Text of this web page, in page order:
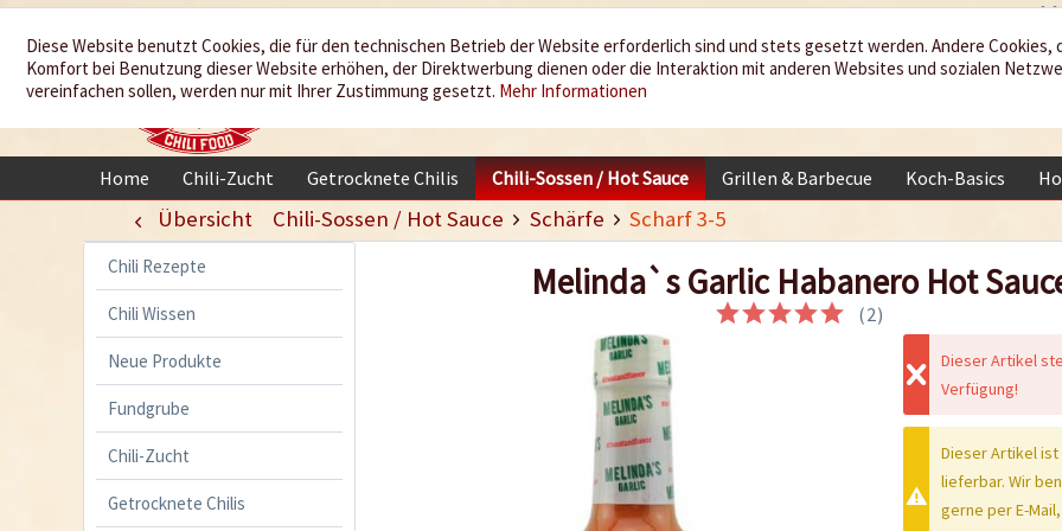
Wir würzen
Ihr Leben
Home Chili-Zucht Getrocknete Chilis Chili-Sossen / Hot Sauce Grillen & Barbecue Koch-Basics
Übersicht Chili-Sossen / Hot Sauce Schärfe Scharf 3-5
Chili Rezepte
Chili Wissen
Neue Produkte
Fundgrube
Chili-Zucht
Getrocknete Chilis
Melinda`s Garlic Habanero Hot
(2)
Dieser Artikel
Verfügung!
Dieser Artikel
lieferbar. Wir
gerne per E-
Diese Website benutzt Cookies, die für den technischen Betrieb der Website erforderlich sind und stets gesetzt werden. Andere Cookies,
Komfort bei Benutzung dieser Website erhöhen, der Direktwerbung dienen oder die Interaktion mit anderen Websites und sozialen
vereinfachen sollen, werden nur mit Ihrer Zustimmung gesetzt. Mehr Informationen